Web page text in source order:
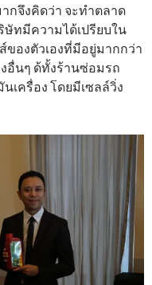
กจึงคิดว่า จะทำตลาด
ษัทมีความได้เปรียบใน
ของตัวเองที่มีอยู่มากกว่า
อื่นๆ ด้ทั้งร้านซ่อมรถ
เครื่อง โดยมีเซลล์วิ่ง